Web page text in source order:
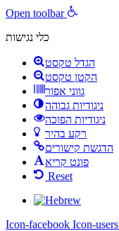
Open toolbar
כלי נגישות
הגדל טקסט
הקטן טקסט
גווני אפור
ניגודיות גבוהה
ניגודיות הפוכה
רקע בהיר
הדגשת קישורים
פונט קריא
Reset
Icon-facebook Icon-users